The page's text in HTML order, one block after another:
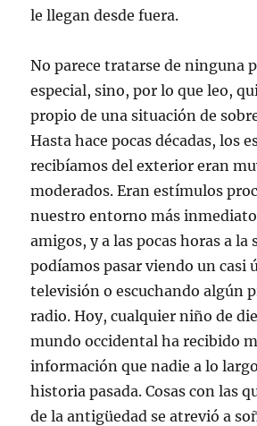
le llegan desde fuera.
No parece tratarse de ninguna
especial, sino, por lo que leo,
propio de una situación de
Hasta hace pocas décadas, los
recibíamos del exterior eran
moderados. Eran estímulos
nuestro entorno más
amigos, y a las pocas horas a la
podíamos pasar viendo un casi
televisión o escuchando algún
radio. Hoy, cualquier niño de
mundo occidental ha recibido
información que nadie a lo
historia pasada. Cosas con las
de la antigüedad se atrevió a